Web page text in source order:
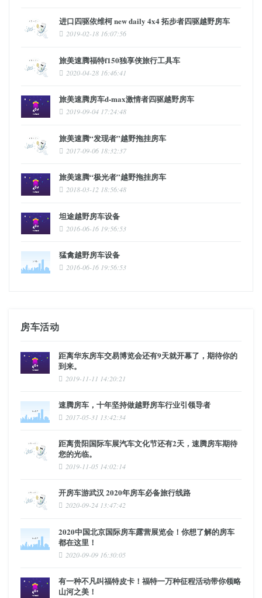
进口四驱依维柯 new daily 4x4 拓步者四驱越野房车
2019-02-18 16:07:56
旅美速腾福特f150独享侠旅行工具车
2020-04-28 16:46:41
旅美速腾房车d-max激情者四驱越野房车
2019-09-04 17:24:48
旅美速腾“发现者”越野拖挂房车
2017-09-06 18:32:37
旅美速腾“极光者”越野拖挂房车
2018-03-12 18:56:48
坦途越野房车设备
2016-06-16 19:56:53
猛禽越野房车设备
2016-06-16 19:56:53
房车活动
距离华东房车交易博览会还有9天就开幕了，期待你的
到来。
2019-11-11 14:20:21
速腾房车，十年坚持做越野房车行业引领导者
2017-05-31 13:42:34
距离贵阳国际车展汽车文化节还有2天，速腾房车期待
您的光临。
2019-11-05 14:02:14
开房车游武汉 2020年房车必备旅行线路
2020-09-24 13:47:42
2020中国北京国际房车露营展览会！你想了解的房车
都在这里！
2020-09-09 16:30:05
有一种不凡叫福特皮卡！福特一万种征程活动带你领略
山河之美！